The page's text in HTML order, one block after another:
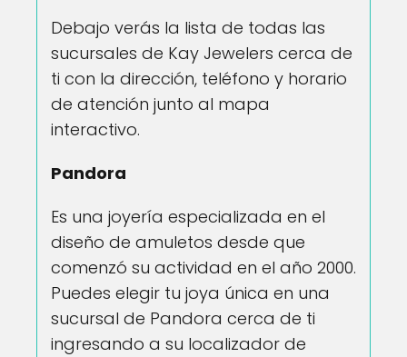
Debajo verás la lista de todas las
sucursales de Kay Jewelers cerca de
ti con la dirección, teléfono y horario
de atención junto al mapa
interactivo.
Pandora
Es una joyería especializada en el
diseño de amuletos desde que
comenzó su actividad en el año 2000.
Puedes elegir tu joya única en una
sucursal de Pandora cerca de ti
ingresando a su localizador de